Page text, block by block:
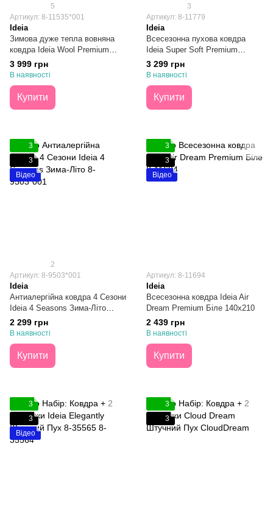
5
Артикул: 8-11535*001
Ideia
Зимова дуже тепла вовняна
ковдра Ideia Wool Premium
140х210
3 999 грн
В наявності
Купити
3
Артикул: 8-11779
Ideia
Всесезонна пухова ковдра
Ideia Super Soft Premium
140х210
3 299 грн
В наявності
Купити
3
3
Відео
2
Артикул: 8-9503*001
Ideia
Антиалергійна ковдра 4 Сезони
Ideia 4 Seasons Зима-Літо
155х215
2 299 грн
В наявності
Купити
3
3
Відео
Артикул: 8-11694
Ideia
Всесезонна ковдра Ideia Air
Dream Premium Біле 140х210
2 439 грн
В наявності
Купити
3
3
Відео
3
3